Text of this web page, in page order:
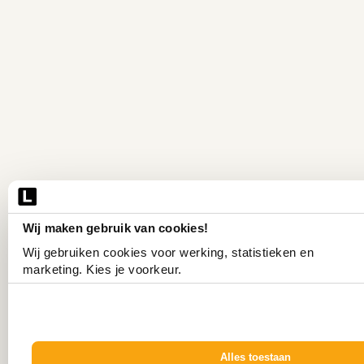
Wij maken gebruik van cookies!
Wij gebruiken cookies voor werking, statistieken en
marketing. Kies je voorkeur.
Alles toestaan